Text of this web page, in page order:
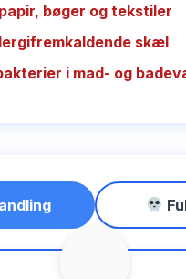
bøger og tekstiler
skæl
i mad- og